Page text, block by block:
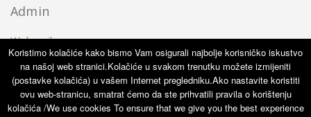
Admin
Webmail
Koristimo kolačiće kako bismo Vam osigurali najbolje korisničko iskustvo
na našoj web stranici.Kolačiće u svakom trenutku možete izmijeniti
(postavke kolačića) u vašem Internet pregledniku.Ako nastavite koristiti
ovu web-stranicu, smatrat ćemo da ste prihvatili pravila o korištenju
kolačića /We use cookies To ensure that we give you the best experience